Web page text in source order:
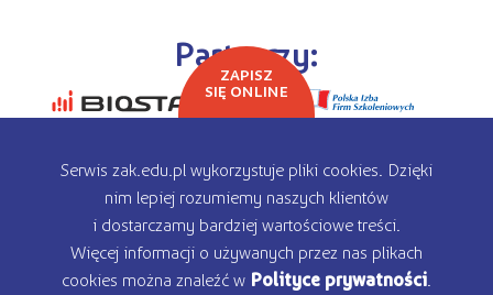
Partnerzy:
ZAPISZ
SIĘ ONLINE
Serwis zak.edu.pl wykorzystuje pliki cookies. Dzięki
nim lepiej rozumiemy naszych klientów
i dostarczamy bardziej wartościowe treści.
Więcej informacji o używanych przez nas plikach
cookies można znaleźć w Polityce prywatności